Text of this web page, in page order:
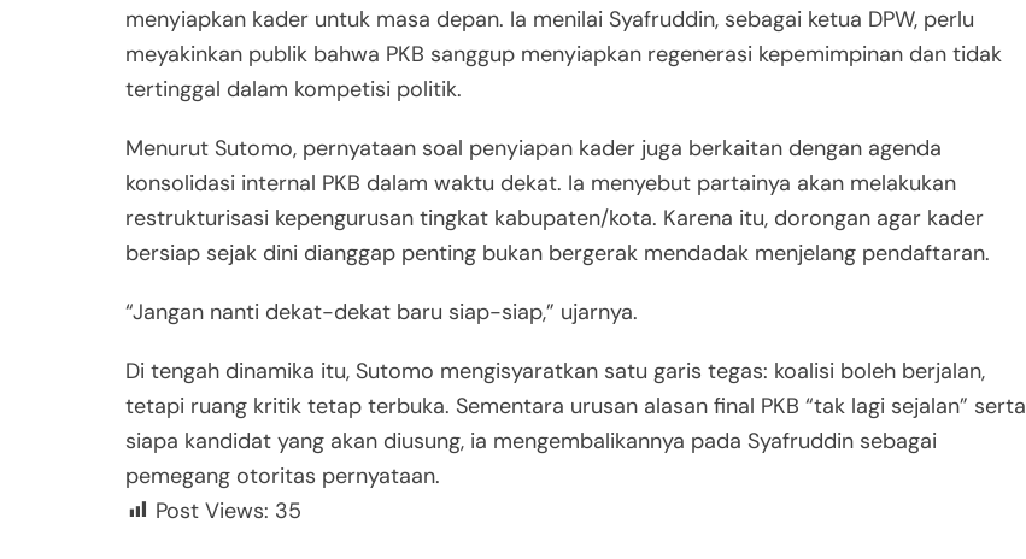
menyiapkan kader untuk masa depan. Ia menilai Syafruddin, sebagai ketua DPW, perlu
meyakinkan publik bahwa PKB sanggup menyiapkan regenerasi kepemimpinan dan tidak
tertinggal dalam kompetisi politik.
Menurut Sutomo, pernyataan soal penyiapan kader juga berkaitan dengan agenda
konsolidasi internal PKB dalam waktu dekat. Ia menyebut partainya akan melakukan
restrukturisasi kepengurusan tingkat kabupaten/kota. Karena itu, dorongan agar kader
bersiap sejak dini dianggap penting bukan bergerak mendadak menjelang pendaftaran.
“Jangan nanti dekat-dekat baru siap-siap,” ujarnya.
Di tengah dinamika itu, Sutomo mengisyaratkan satu garis tegas: koalisi boleh berjalan,
tetapi ruang kritik tetap terbuka. Sementara urusan alasan final PKB “tak lagi sejalan” serta
siapa kandidat yang akan diusung, ia mengembalikannya pada Syafruddin sebagai
pemegang otoritas pernyataan.
Post Views: 35